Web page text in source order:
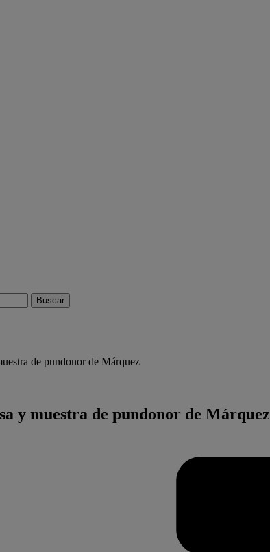
de pundonor de Márquez
y muestra de pundonor de Márquez